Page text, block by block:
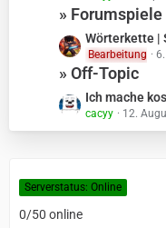
t
z
t
e
e
ä
g
e
» Forumspiele
L
e
t
t
e
i
r
Wörterkette |
Bearbeitung
» Off-Topic
L
e
t
e
B
Ich mache
cacyy 12.
Serverstatus: Online
0/50 online